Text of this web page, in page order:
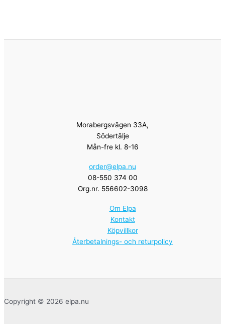
Morabergsvägen 33A,
Södertälje
Mån-fre kl. 8-16
order@elpa.nu
08-550 374 00
Org.nr. 556602-3098
Om Elpa
Kontakt
Köpvillkor
Återbetalnings- och returpolicy
Copyright © 2026 elpa.nu